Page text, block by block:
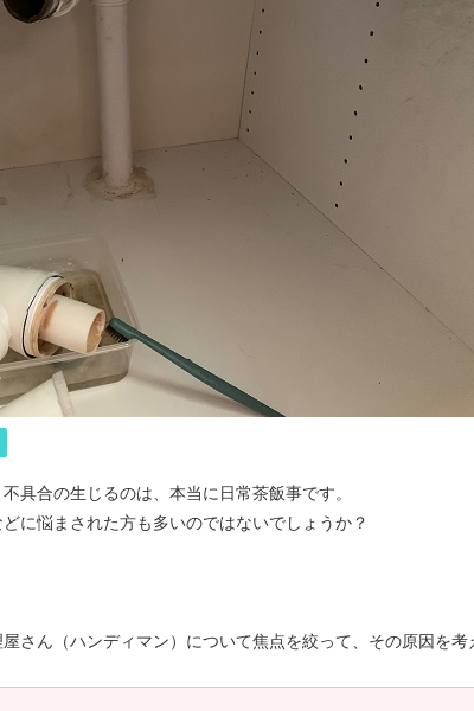
具合の生じるのは、本当に日常茶飯事です。
に悩まされた方も多いのではないでしょうか？
さん（ハンディマン）について焦点を絞って、その原因を考